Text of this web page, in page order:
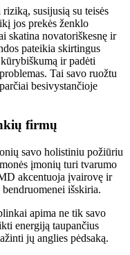
susijusią su teisės
jos prekės ženklo
skatina novatoriškesnę ir
pateikia skirtingus
ir padėti
Tai savo ruožtu
besivystančioje
firmų
savo holistiniu požiūriu
įmonių turi tvarumo
akcentuoja įvairovę ir
išskiria.
apima ne tik savo
energiją taupančius
jų anglies pėdsaką.